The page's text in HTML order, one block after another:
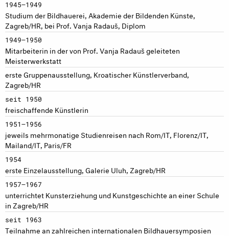
1945–1949
Studium der Bildhauerei, Akademie der Bildenden Künste,
Zagreb/HR, bei Prof. Vanja Radauš, Diplom
1949–1950
Mitarbeiterin in der von Prof. Vanja Radauš geleiteten
Meisterwerkstatt
erste Gruppenausstellung, Kroatischer Künstlerverband,
Zagreb/HR
seit 1950
freischaffende Künstlerin
1951–1956
jeweils mehrmonatige Studienreisen nach Rom/IT, Florenz/IT,
Mailand/IT, Paris/FR
1954
erste Einzelausstellung, Galerie Uluh, Zagreb/HR
1957–1967
unterrichtet Kunsterziehung und Kunstgeschichte an einer Schule
in Zagreb/HR
seit 1963
Teilnahme an zahlreichen internationalen Bildhauersymposien